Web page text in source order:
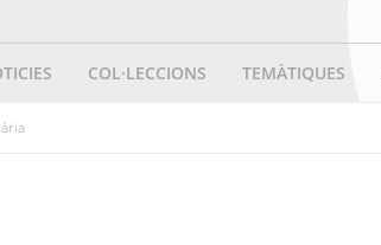
COL·LECCIONS TEMÀTIQUES